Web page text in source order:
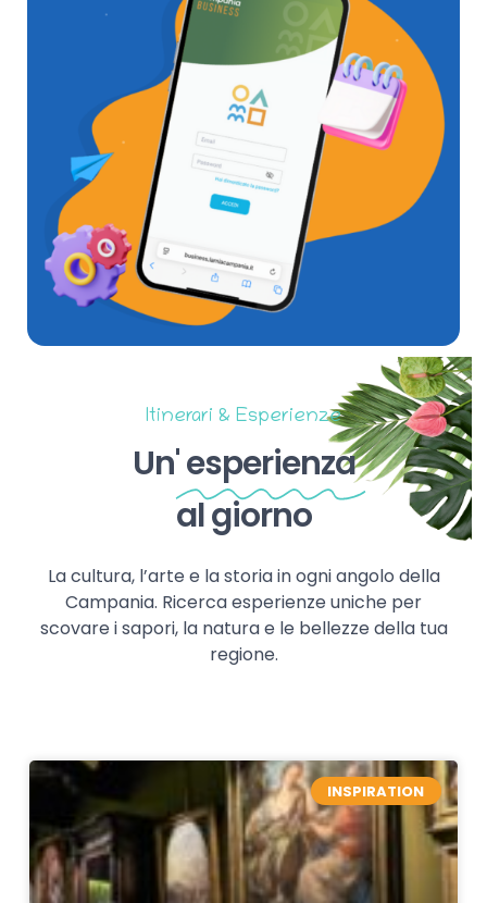
Itinerari & Esperienze
Un'esperienza
al giorno
La cultura, l’arte e la storia in ogni angolo della
Campania. Ricerca esperienze uniche per
scovare i sapori, la natura e le bellezze della tua
regione.
INSPIRATION